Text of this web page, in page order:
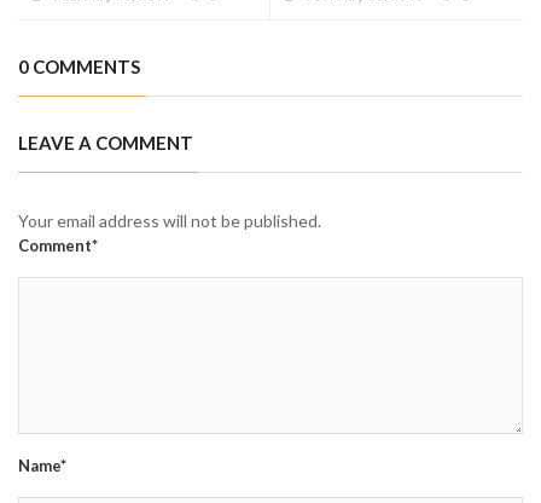
0 COMMENTS
LEAVE A COMMENT
Your email address will not be published.
Comment*
Name*